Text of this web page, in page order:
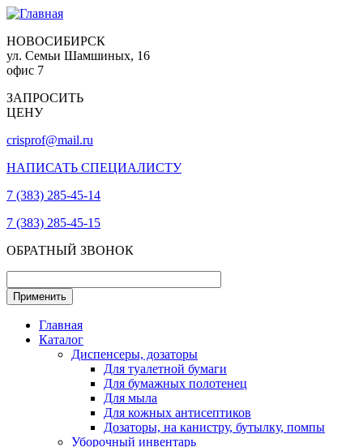
НОВОСИБИРСК
ул. Семьи Шамшиных, 16
офис 7
ЗАПРОСИТЬ
ЦЕНУ
crisprof@mail.ru
НАПИСАТЬ СПЕЦИАЛИСТУ
7 (383) 285-45-14
7 (383) 285-45-15
ОБРАТНЫЙ ЗВОНОК
Главная
Каталог
Диспенсеры, дозаторы
Для туалетной бумаги
Для бумажных полотенец
Для мыла
Для кожных антисептиков
Дозаторы, на канистру, бутылку, помпы
Уборочный инвентарь